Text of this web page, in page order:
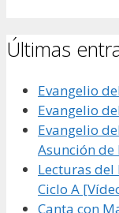
Últimas
Evangelio
Evangelio
Evangelio
Asunción
Lecturas
Ciclo A
Canta con